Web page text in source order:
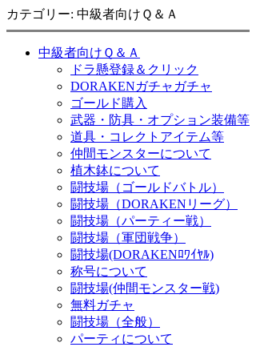
カテゴリー: 中級者向けＱ＆Ａ
中級者向けＱ＆Ａ
ドラ懸登録＆クリック
DORAKENガチャガチャ
ゴールド購入
武器・防具・オプション装備等
道具・コレクトアイテム等
仲間モンスターについて
植木鉢について
闘技場（ゴールドバトル）
闘技場（DORAKENリーグ）
闘技場（パーティー戦）
闘技場（軍団戦争）
闘技場(DORAKENﾛﾜｲﾔﾙ)
称号について
闘技場(仲間モンスター戦)
無料ガチャ
闘技場（全般）
パーティについて